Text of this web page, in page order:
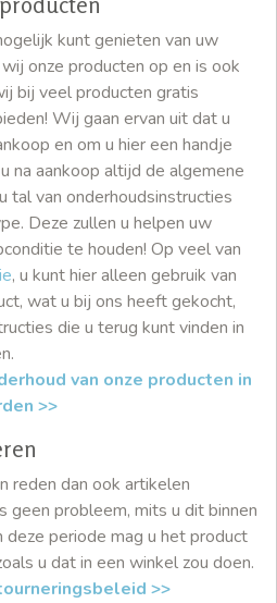
kunt genieten van uw
onze producten op en is ook
bij veel producten gratis
Wij gaan ervan uit dat u
en om u hier een handje
na aankoop altijd de algemene
tal van onderhoudsinstructies
Deze zullen u helpen uw
te houden! Op veel van
, u kunt hier alleen gebruik van
wat u bij ons heeft gekocht,
die u terug kunt vinden in
van onze producten in
>>
reden dan ook artikelen
geen probleem, mits u dit binnen
periode mag u het product
u dat in een winkel zou doen.
>>